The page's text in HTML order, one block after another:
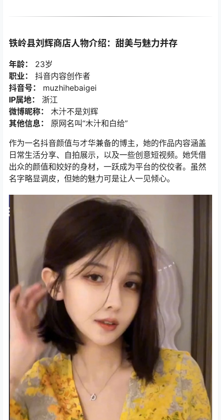
铁岭县刘辉商店人物介绍：甜美与魅力并存
年龄：
23岁
职业：
抖音内容创作者
抖音号：
muzhihebaigei
IP属地：
浙江
微博昵称：
木汁不是刘辉
其他信息：
原网名叫“木汁和白给”
作为一名抖音颜值与才华兼备的博主，她的作品内容涵盖
日常生活分享、自拍展示，以及一些创意短视频。她凭借
出众的颜值和姣好的身材，一跃成为平台的佼佼者。虽然
名字略显调皮，但她的魅力可是让人一见倾心。